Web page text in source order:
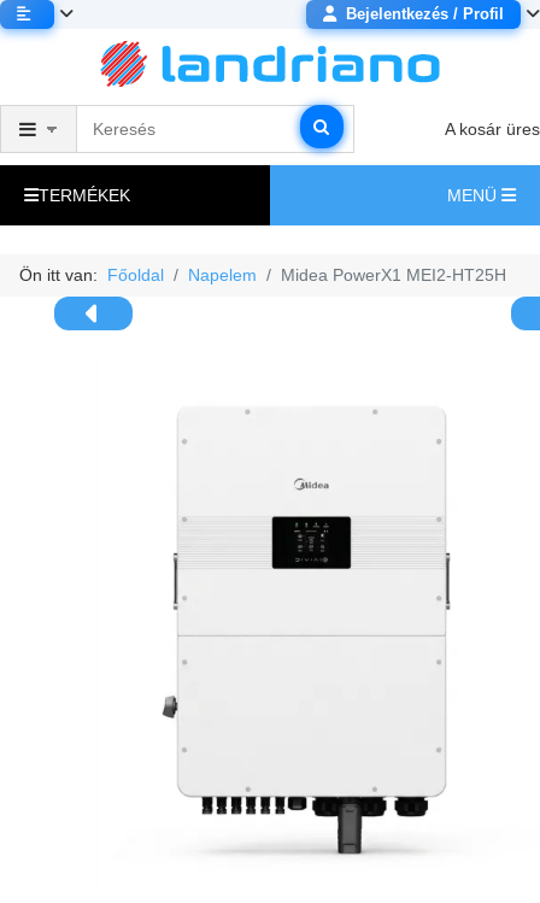
Bejelentkezés / Profil
A kosár üres
TERMÉKEK MENÜ
Ön itt van: Főoldal Napelem Midea PowerX1 MEI2-HT25H